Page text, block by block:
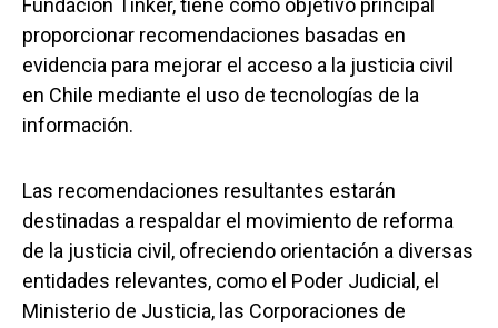
Fundación Tinker, tiene como objetivo principal
proporcionar recomendaciones basadas en
evidencia para mejorar el acceso a la justicia civil
en Chile mediante el uso de tecnologías de la
información.
Las recomendaciones resultantes estarán
destinadas a respaldar el movimiento de reforma
de la justicia civil, ofreciendo orientación a diversas
entidades relevantes, como el Poder Judicial, el
Ministerio de Justicia, las Corporaciones de